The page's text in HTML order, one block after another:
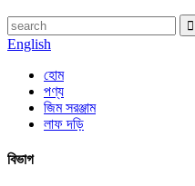
English
হোম
পণ্য
জিম সরঞ্জাম
লাফ দড়ি
বিভাগ